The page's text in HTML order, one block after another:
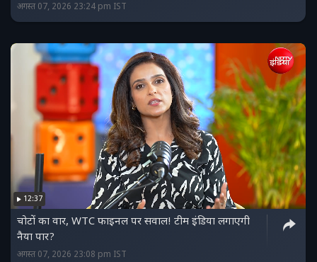
अगस्त 07, 2026 23:24 pm IST
12:37
चोटों का वार, WTC फाइनल पर सवाल! टीम इंडिया लगाएगी
नैया पार?
अगस्त 07, 2026 23:08 pm IST